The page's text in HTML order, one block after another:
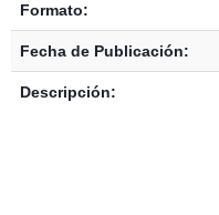
Formato:
Fecha de Publicación:
Descripción: